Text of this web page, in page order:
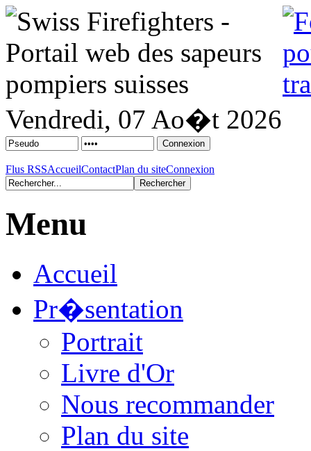
Vendredi, 07 Ao�t 2026
Flus RSSAccueilContactPlan du siteConnexion
Menu
Accueil
Pr�sentation
Portrait
Livre d'Or
Nous recommander
Plan du site